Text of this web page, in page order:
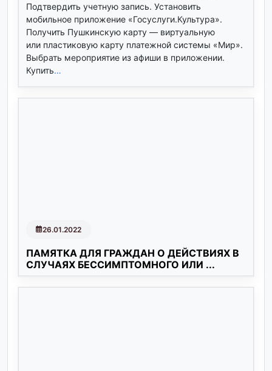
Подтвердить учетную запись. Установить
мобильное приложение «Госуслуги.Культура».
Получить Пушкинскую карту — виртуальную
или пластиковую карту платежной системы «Мир».
Выбрать мероприятие из афиши в приложении.
Купить…
26.01.2022
ПАМЯТКА ДЛЯ ГРАЖДАН О ДЕЙСТВИЯХ В
СЛУЧАЯХ БЕССИМПТОМНОГО ИЛИ ...